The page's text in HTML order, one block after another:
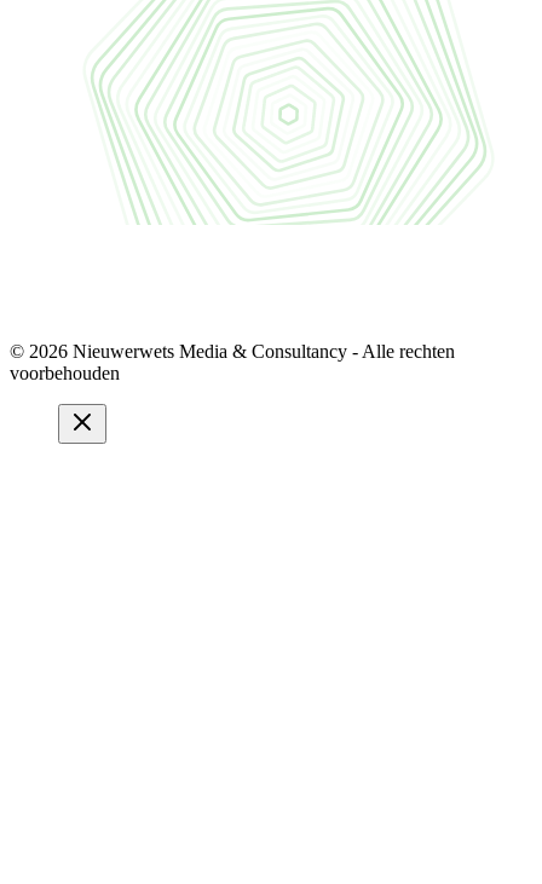
© 2026 Nieuwerwets Media & Consultancy - Alle rechten
voorbehouden